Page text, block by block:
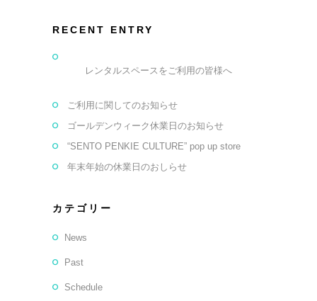
RECENT ENTRY
レンタルスペースをご利用の皆様へ
ご利用に関してのお知らせ
ゴールデンウィーク休業日のお知らせ
“SENTO PENKIE CULTURE” pop up store
年末年始の休業日のおしらせ
カテゴリー
News
Past
Schedule